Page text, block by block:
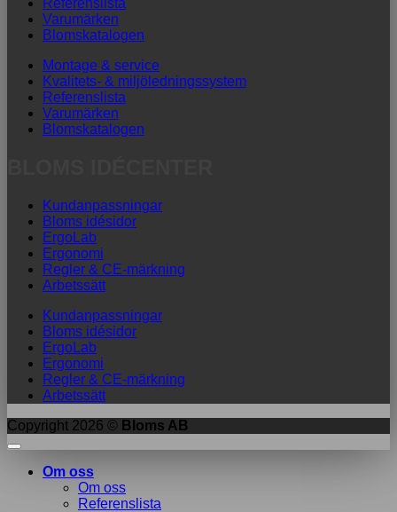
Varumärken
Blomskatalogen
Montage & service
Kvalitets- & miljöledningssystem
Referenslista
Varumärken
Blomskatalogen
Kundanpassningar
Bloms idésidor
ErgoLab
Ergonomi
Regler & CE-märkning
Arbetssätt
Kundanpassningar
Bloms idésidor
ErgoLab
Ergonomi
Regler & CE-märkning
Arbetssätt
Copyright 2026 © Bloms AB
Om oss
Om oss
Referenslista